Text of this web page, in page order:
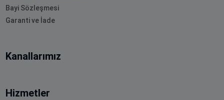
Bayi Sözleşmesi
Garanti ve İade
Kanallarımız
Hizmetler